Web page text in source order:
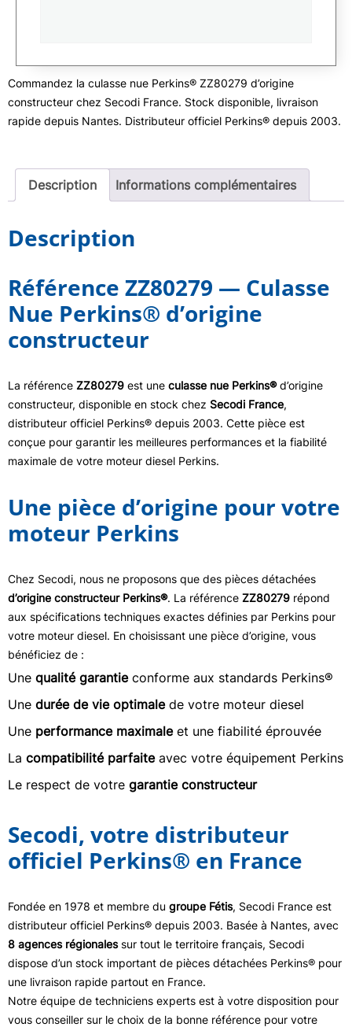
Commandez la culasse nue Perkins® ZZ80279 d’origine
constructeur chez Secodi France. Stock disponible, livraison
rapide depuis Nantes. Distributeur officiel Perkins® depuis 2003.
Description Informations complémentaires
Description
Référence ZZ80279 — Culasse
Nue Perkins® d’origine
constructeur
La référence ZZ80279 est une culasse nue Perkins®d’origine
constructeur, disponible en stock chez Secodi France,
distributeur officiel Perkins® depuis 2003. Cette pièce est
conçue pour garantir les meilleures performances et la fiabilité
maximale de votre moteur diesel Perkins.
Une pièce d’origine pour votre
moteur Perkins
Chez Secodi, nous ne proposons que des pièces détachées
d’origine constructeur Perkins®. La référence ZZ80279 répond
aux spécifications techniques exactes définies par Perkins pour
votre moteur diesel. En choisissant une pièce d’origine, vous
bénéficiez de :
Une qualité garantieconforme aux standards Perkins®
Une durée de vie optimalede votre moteur diesel
Une performance maximaleet une fiabilité éprouvée
La compatibilité parfaiteavec votre équipement Perkins
Le respect de votre garantie constructeur
Secodi, votre distributeur
officiel Perkins® en France
Fondée en 1978 et membre du groupe Fétis, Secodi France est
distributeur officiel Perkins® depuis 2003. Basée à Nantes, avec
8 agences régionalessur tout le territoire français, Secodi
dispose d’un stock important de pièces détachées Perkins® pour
une livraison rapide partout en France.
Notre équipe de techniciens experts est à votre disposition pour
vous conseiller sur le choix de la bonne référence pour votre